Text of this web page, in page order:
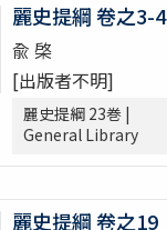
麗史提綱 卷之3-4
兪 棨
[出版者不明]
麗史提綱 23巻 |
General Library
麗史提綱 卷之19